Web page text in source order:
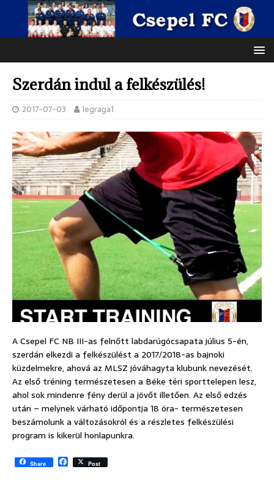
Szerdán indul a felkészülés!
2017-07-03 legraga1
A Csepel FC NB III-as felnőtt labdarúgócsapata július 5-én,
szerdán elkezdi a felkészülést a 2017/2018-as bajnoki
küzdelmekre, ahová az MLSZ jóváhagyta klubunk nevezését.
Az első tréning természetesen a Béke téri sporttelepen lesz,
ahol sok mindenre fény derül a jövőt illetően. Az első edzés
után – melynek várható időpontja 18 óra- természetesen
beszámolunk a változásokról és a részletes felkészülési
program is kikerül honlapunkra.
Share F
a Post